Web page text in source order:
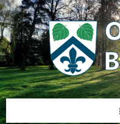
Skip
to
content
Skip
to
left
sidebar
Skip
to
right
sidebar
Skip
to
footer